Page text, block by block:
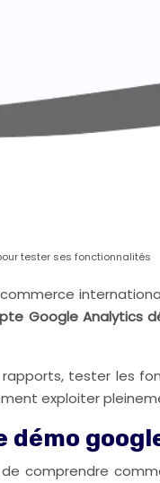
tester ses fonctionnalités
Google Analytics
tester les
exploiter
comprendre